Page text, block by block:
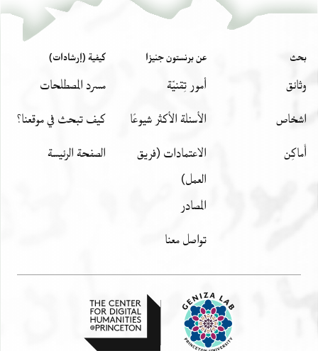
بحث
وثائق
اشخاص
أَماكِن
عن برنستون جنيزا
أمور تِقنيّة
الأسئلة الأكثر شيوعًا
الاعتمادات (فريق
العمل)
المصادر
تواصل معنا
كيفية (إرشادات)
مسرد المصطلحات
كيف تبحث في موقعنا؟
الصفحة الرئيسة